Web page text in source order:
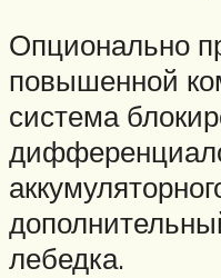
Опционально
повышенной
система
лебедка.